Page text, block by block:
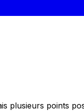
plusieurs points